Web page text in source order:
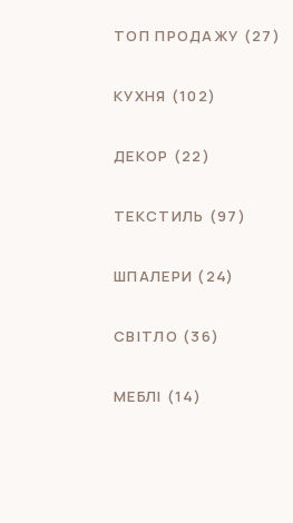
ТОП ПРОДАЖУ (27)
КУХНЯ (102)
ДЕКОР (22)
ТЕКСТИЛЬ (97)
ШПАЛЕРИ (24)
СВІТЛО (36)
МЕБЛІ (14)